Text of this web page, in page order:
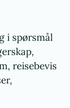
i spørsmål
reisebevis